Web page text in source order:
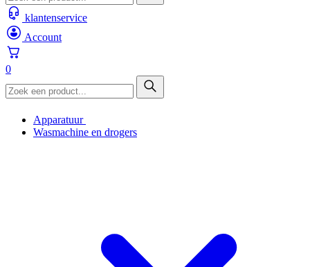
klantenservice
Account
0
Apparatuur
Wasmachine en drogers